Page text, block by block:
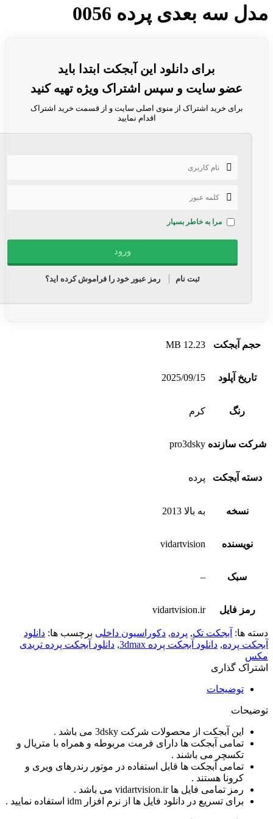
مدل سه بعدی پرده 0056
برای دانلود این آبجکت ابتدا باید
عضو سایت و سپس اشتراک ویژه تهیه کنید
برای خرید اشتراک از منوی اصلی سایت و از قسمت خرید اشتراک
اقدام نمایید
مرا به خاطر بسپار
ثبت نام رمز عبور خود را فراموش کرده اید؟
حجم آبجکت 12.23 MB
تاریخ آپلود 2025/09/15
رنگ کرم
شرکت سازنده pro3dsky
دسته آبجکت پرده
نسخه به بالا 2013
نویسنده vidartvision
سبک –
رمز فایل vidartvision.ir
دسته ها: آبجکت تک, پرده, دکوراسیون داخلی برچسب ها: دانلود
آبجکت پرده, دانلود آبجکت پرده 3dmax , دانلود آبجکت پرده تریدی
مکس
اشتراک گذاری
توضیحات
توضیحات
این آبجکت از محصولات شرکت 3dsky می باشد .
تمامی آبجکت ها دارای فرمت مربوطه و همراه با متریال و
تکسچر می باشند .
تمامی آبجکت ها قابل استفاده در موتور رندرهای ویری و
کرونا هستند .
رمز تمامی فایل ها vidartvision.ir می باشد .
برای تسریع در دانلود فایل ها از نرم افزار idm استفاده نمایید .